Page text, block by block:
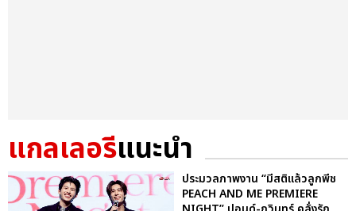
แกลเลอรีแนะนำ
ประมวลภาพงาน “มีสติแล้วลูกพีช
PEACH AND ME PREMIERE